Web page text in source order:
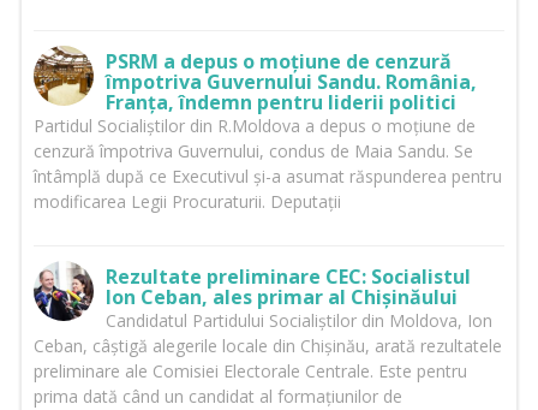
PSRM a depus o moțiune de cenzură
împotriva Guvernului Sandu. România,
Franța, îndemn pentru liderii politici
Partidul Socialiștilor din R.Moldova a depus o moțiune de
cenzură împotriva Guvernului, condus de Maia Sandu. Se
întâmplă după ce Executivul și-a asumat răspunderea pentru
modificarea Legii Procuraturii. Deputații
Rezultate preliminare CEC: Socialistul
Ion Ceban, ales primar al Chișinăului
Candidatul Partidului Socialiștilor din Moldova, Ion
Ceban, câștigă alegerile locale din Chișinău, arată rezultatele
preliminare ale Comisiei Electorale Centrale. Este pentru
prima dată când un candidat al formațiunilor de